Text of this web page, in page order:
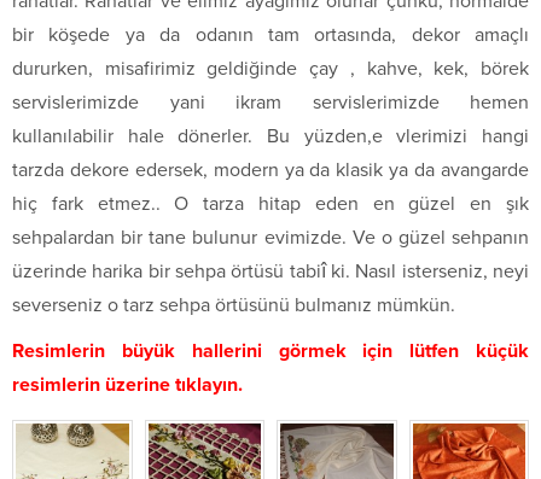
bir köşede ya da odanın tam ortasında, dekor amaçlı
dururken, misafirimiz geldiğinde çay , kahve, kek, börek
servislerimizde yani ikram servislerimizde hemen
kullanılabilir hale dönerler. Bu yüzden,e vlerimizi hangi
tarzda dekore edersek, modern ya da klasik ya da avangarde
hiç fark etmez.. O tarza hitap eden en güzel en şık
sehpalardan bir tane bulunur evimizde. Ve o güzel sehpanın
üzerinde harika bir sehpa örtüsü tabiî ki. Nasıl isterseniz, neyi
severseniz o tarz sehpa örtüsünü bulmanız mümkün.
Resimlerin büyük hallerini görmek için lütfen küçük
resimlerin üzerine tıklayın.